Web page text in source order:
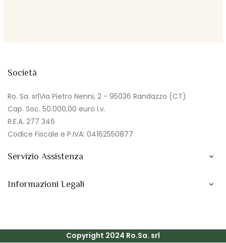
Società
Ro. Sa. srlVia Pietro Nenni, 2 - 95036 Randazzo (CT)
Cap. Soc. 50.000,00 euro i.v.
R.E.A. 277 346
Codice Fiscale e P.IVA: 04162550877
Servizio Assistenza 
Informazioni Legali 
Copyright 2024 Ro.Sa. srl